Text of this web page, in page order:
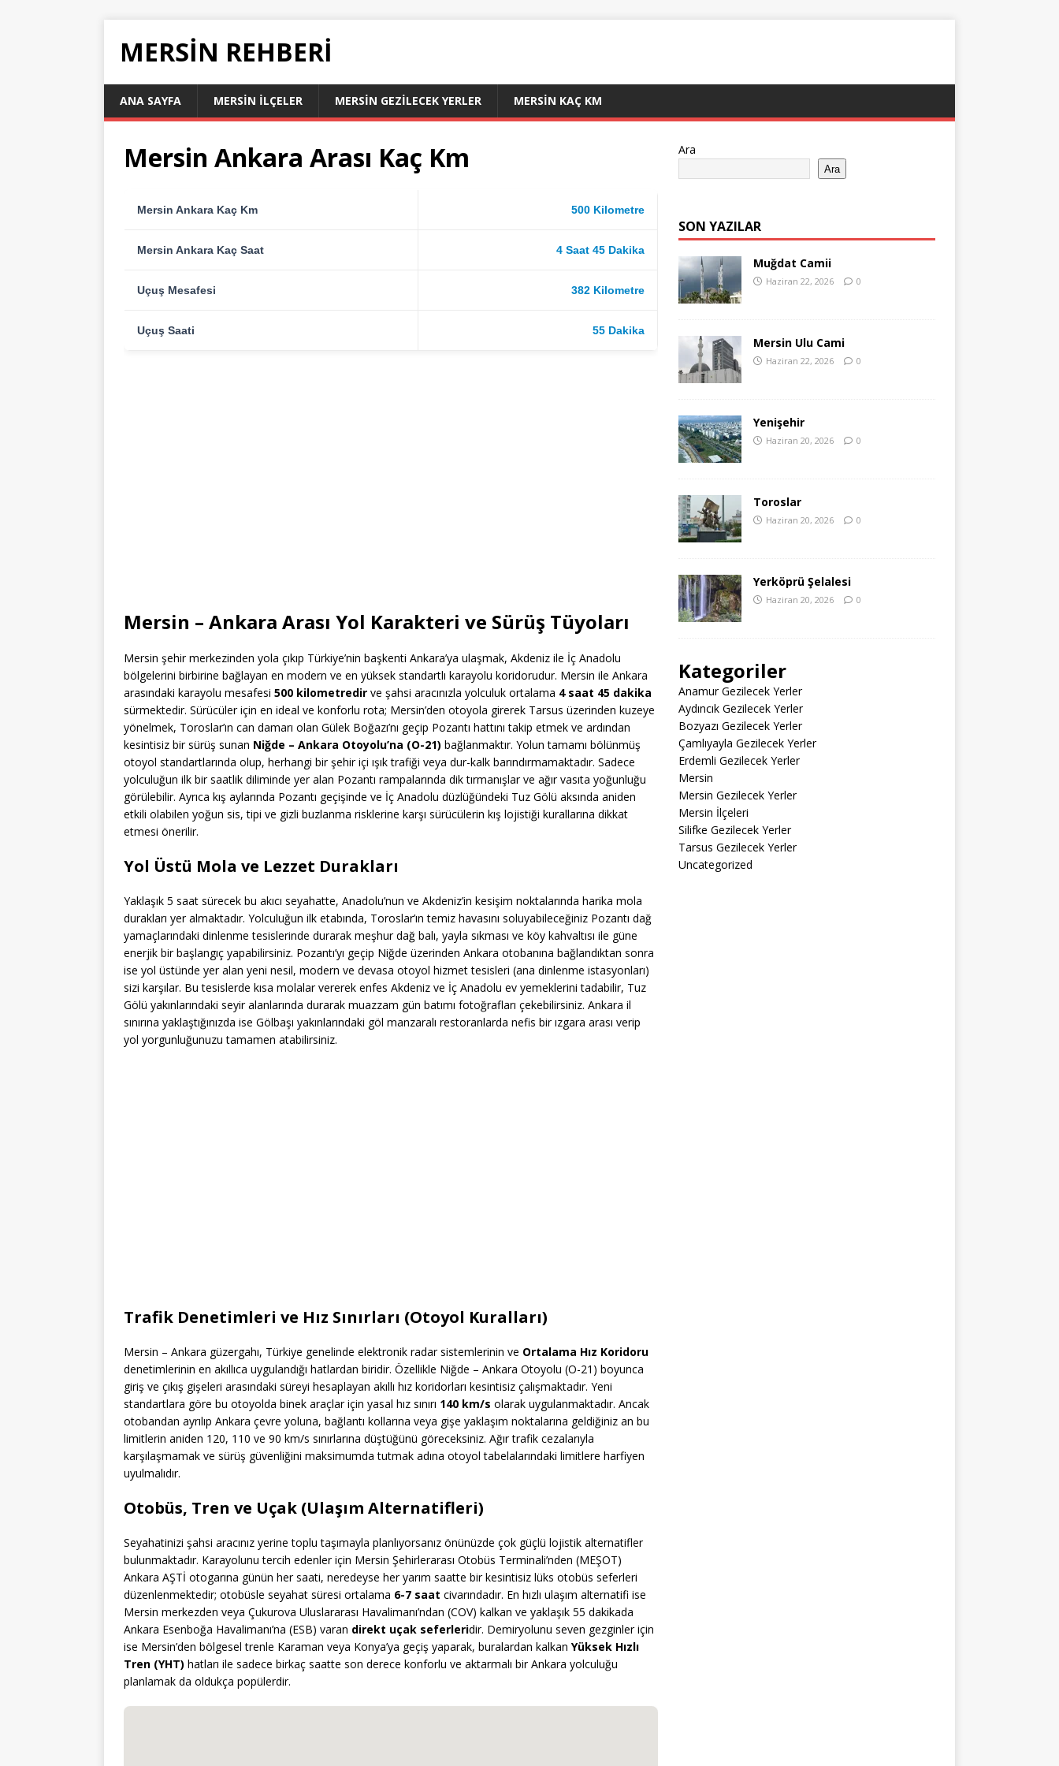
MERSIN REHBERI
ANA SAYFA MERSIN İLÇELER MERSIN GEZILECEK YERLER MERSIN KAÇ KM
Mersin Ankara Arası Kaç Km
Mersin Ankara Kaç Km 500 Kilometre
Mersin Ankara Kaç Saat 4 Saat 45 Dakika
Uçuş Mesafesi 382 Kilometre
Uçuş Saati 55 Dakika
Mersin – Ankara Arası Yol Karakteri ve Sürüş Tüyoları
Mersin şehir merkezinden yola çıkıp Türkiye’nin başkenti Ankara’ya ulaşmak, Akdeniz ile İç Anadolu
bölgelerini birbirine bağlayan en modern ve en yüksek standartlı karayolu koridorudur. Mersin ile Ankara
arasındaki karayolu mesafesi 500 kilometredir ve şahsi aracınızla yolculuk ortalama 4 saat 45 dakika
sürmektedir. Sürücüler için en ideal ve konforlu rota; Mersin’den otoyola girerek Tarsus üzerinden kuzeye
yönelmek, Toroslar’ın can damarı olan Gülek Boğazı’nı geçip Pozantı hattını takip etmek ve ardından
kesintisiz bir sürüş sunan Niğde – Ankara Otoyolu’na (O-21) bağlanmaktır. Yolun tamamı bölünmüş
otoyol standartlarında olup, herhangi bir şehir içi ışık trafiği veya dur-kalk barındırmamaktadır. Sadece
yolculuğun ilk bir saatlik diliminde yer alan Pozantı rampalarında dik tırmanışlar ve ağır vasıta yoğunluğu
görülebilir. Ayrıca kış aylarında Pozantı geçişinde ve İç Anadolu düzlüğündeki Tuz Gölü aksında aniden
etkili olabilen yoğun sis, tipi ve gizli buzlanma risklerine karşı sürücülerin kış lojistiği kurallarına dikkat
etmesi önerilir.
Yol Üstü Mola ve Lezzet Durakları
Yaklaşık 5 saat sürecek bu akıcı seyahatte, Anadolu’nun ve Akdeniz’in kesişim noktalarında harika mola
durakları yer almaktadır. Yolculuğun ilk etabında, Toroslar’ın temiz havasını soluyabileceğiniz Pozantı dağ
yamaçlarındaki dinlenme tesislerinde durarak meşhur dağ balı, yayla sıkması ve köy kahvaltısı ile güne
enerjik bir başlangıç yapabilirsiniz. Pozantı’yı geçip Niğde üzerinden Ankara otobanına bağlandıktan sonra
ise yol üstünde yer alan yeni nesil, modern ve devasa otoyol hizmet tesisleri (ana dinlenme istasyonları)
sizi karşılar. Bu tesislerde kısa molalar vererek enfes Akdeniz ve İç Anadolu ev yemeklerini tadabilir, Tuz
Gölü yakınlarındaki seyir alanlarında durarak muazzam gün batımı fotoğrafları çekebilirsiniz. Ankara il
sınırına yaklaştığınızda ise Gölbaşı yakınlarındaki göl manzaralı restoranlarda nefis bir ızgara arası verip
yol yorgunluğunuzu tamamen atabilirsiniz.
Trafik Denetimleri ve Hız Sınırları (Otoyol Kuralları)
Mersin – Ankara güzergahı, Türkiye genelinde elektronik radar sistemlerinin ve Ortalama Hız Koridoru
denetimlerinin en akıllıca uygulandığı hatlardan biridir. Özellikle Niğde – Ankara Otoyolu (O-21) boyunca
giriş ve çıkış gişeleri arasındaki süreyi hesaplayan akıllı hız koridorları kesintisiz çalışmaktadır. Yeni
standartlara göre bu otoyolda binek araçlar için yasal hız sınırı 140 km/s olarak uygulanmaktadır. Ancak
otobandan ayrılıp Ankara çevre yoluna, bağlantı kollarına veya gişe yaklaşım noktalarına geldiğiniz an bu
limitlerin aniden 120, 110 ve 90 km/s sınırlarına düştüğünü göreceksiniz. Ağır trafik cezalarıyla
karşılaşmamak ve sürüş güvenliğini maksimumda tutmak adına otoyol tabelalarındaki limitlere harfiyen
uyulmalıdır.
Otobüs, Tren ve Uçak (Ulaşım Alternatifleri)
Seyahatinizi şahsi aracınız yerine toplu taşımayla planlıyorsanız önünüzde çok güçlü lojistik alternatifler
bulunmaktadır. Karayolunu tercih edenler için Mersin Şehirlerarası Otobüs Terminali’nden (MEŞOT)
Ankara AŞTİ otogarına günün her saati, neredeyse her yarım saatte bir kesintisiz lüks otobüs seferleri
düzenlenmektedir; otobüsle seyahat süresi ortalama 6-7 saat civarındadır. En hızlı ulaşım alternatifi ise
Mersin merkezden veya Çukurova Uluslararası Havalimanı’ndan (COV) kalkan ve yaklaşık 55 dakikada
Ankara Esenboğa Havalimanı’na (ESB) varan direkt uçak seferleridir. Demiryolunu seven gezginler için
ise Mersin’den bölgesel trenle Karaman veya Konya’ya geçiş yaparak, buralardan kalkan Yüksek Hızlı
Tren (YHT) hatları ile sadece birkaç saatte son derece konforlu ve aktarmalı bir Ankara yolculuğu
planlamak da oldukça popülerdir.
Ara
Ara
SON YAZILAR
Muğdat Camii
Haziran 22, 2026 0
Mersin Ulu Cami
Haziran 22, 2026 0
Yenişehir
Haziran 20, 2026 0
Toroslar
Haziran 20, 2026 0
Yerköprü Şelalesi
Haziran 20, 2026 0
Kategoriler
Anamur Gezilecek Yerler
Aydıncık Gezilecek Yerler
Bozyazı Gezilecek Yerler
Çamlıyayla Gezilecek Yerler
Erdemli Gezilecek Yerler
Mersin
Mersin Gezilecek Yerler
Mersin İlçeleri
Silifke Gezilecek Yerler
Tarsus Gezilecek Yerler
Uncategorized